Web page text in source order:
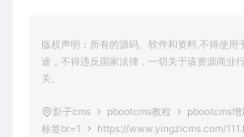
版权声明：所有的源码、软件和资料,不得使用
途，不得违反国家法律，一切关于该资源商业
关。
影子cms pbootcms教程
pbootcms增
标签br=1
https://www.yingzicms.com/